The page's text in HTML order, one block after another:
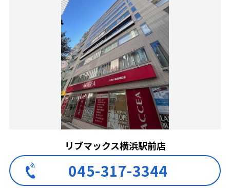
リブマックス横浜駅前店
045-317-3344